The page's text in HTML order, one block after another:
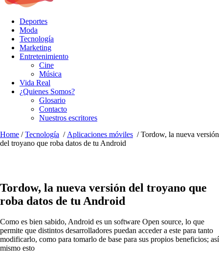
Deportes
Moda
Tecnología
Marketing
Entretenimiento
Cine
Música
Vida Real
¿Quienes Somos?
Glosario
Contacto
Nuestros escritores
Home /Tecnología / Aplicaciones móviles /Tordow, la nueva versión
del troyano que roba datos de tu Android
Tordow, la nueva versión del troyano que
roba datos de tu Android
Como es bien sabido, Android es un software Open source, lo que
permite que distintos desarrolladores puedan acceder a este para tanto
modificarlo, como para tomarlo de base para sus propios beneficios; así
mismo esto